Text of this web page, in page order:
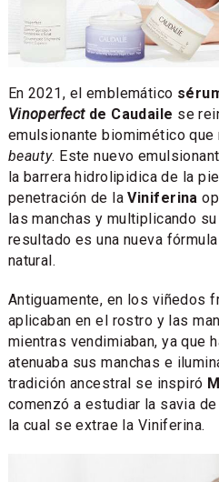
En 2021, el emblemático
Vinoperfectde Caudaile se
emulsionante biomimético que
beauty. Este nuevo
la barrera hidrolipidica de la
penetración de laViniferina
las manchas y multiplicando
resultado es una nueva
natural.
Antiguamente, en los viñedos
aplicaban en el rostro y las
mientras vendimiaban, ya que
atenuaba sus manchas e
tradición ancestral se inspiró
comenzó a estudiar la savia
la cual se extrae la Viniferina.